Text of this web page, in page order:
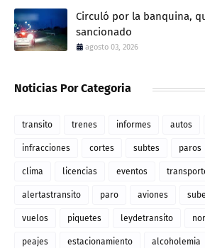
Circuló por la banquina,
sancionado
agosto 03, 2026
Noticias Por Categoria
transito trenes informes autos
infracciones cortes subtes paros
clima licencias eventos
alertastransito paro aviones sube
vuelos piquetes leydetransito
peajes estacionamiento alcoholemia